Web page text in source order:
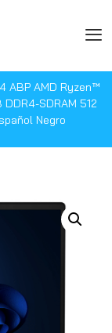
ABP AMD Ryzen™
SDRAM 512
Negro